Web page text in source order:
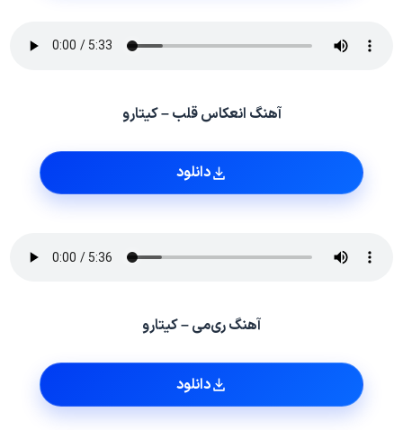
آهنگ انعکاس قلب – کیتارو
دانلود
آهنگ ری‌می – کیتارو
دانلود